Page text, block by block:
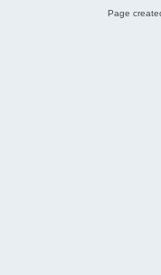
Page